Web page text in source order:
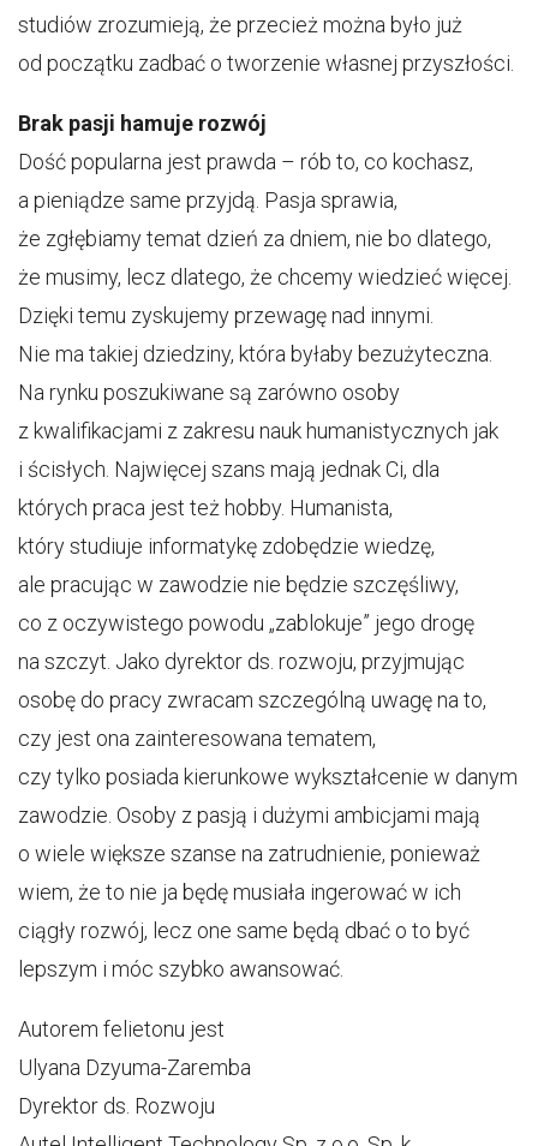
studiów zrozumieją, że przecież można było już
od początku zadbać o tworzenie własnej przyszłości.
Brak pasji hamuje rozwój
Dość popularna jest prawda – rób to, co kochasz,
a pieniądze same przyjdą. Pasja sprawia,
że zgłębiamy temat dzień za dniem, nie bo dlatego,
że musimy, lecz dlatego, że chcemy wiedzieć więcej.
Dzięki temu zyskujemy przewagę nad innymi.
Nie ma takiej dziedziny, która byłaby bezużyteczna.
Na rynku poszukiwane są zarówno osoby
z kwalifikacjami z zakresu nauk humanistycznych jak
i ścisłych. Najwięcej szans mają jednak Ci, dla
których praca jest też hobby. Humanista,
który studiuje informatykę zdobędzie wiedzę,
ale pracując w zawodzie nie będzie szczęśliwy,
co z oczywistego powodu „zablokuje” jego drogę
na szczyt. Jako dyrektor ds. rozwoju, przyjmując
osobę do pracy zwracam szczególną uwagę na to,
czy jest ona zainteresowana tematem,
czy tylko posiada kierunkowe wykształcenie w danym
zawodzie. Osoby z pasją i dużymi ambicjami mają
o wiele większe szanse na zatrudnienie, ponieważ
wiem, że to nie ja będę musiała ingerować w ich
ciągły rozwój, lecz one same będą dbać o to być
lepszym i móc szybko awansować.
Autorem felietonu jest
Ulyana Dzyuma-Zaremba
Dyrektor ds. Rozwoju